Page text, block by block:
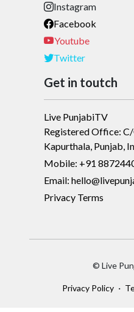
Instagram
Facebook
Youtube
Twitter
Get in toutch
Live PunjabiTV
Registered Office:
Kapurthala, Punjab,
Mobile: +91
Email:
Privacy Terms
© Live
Privacy Policy ·